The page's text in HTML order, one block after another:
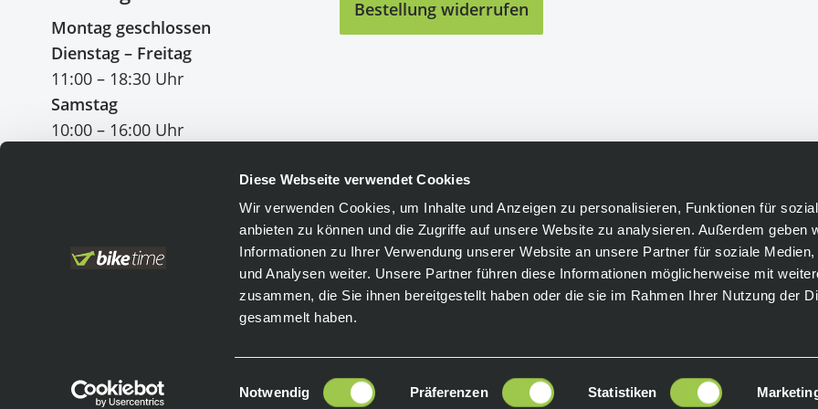
Diese Webseite verwendet Cookies
Wir verwenden Cookies, um Inhalte und Anzeigen zu personalisieren, Funktionen für
anbieten zu können und die Zugriffe auf unsere Website zu analysieren. Außerdem geben
Informationen zu Ihrer Verwendung unserer Website an unsere Partner für soziale Medien,
und Analysen weiter. Unsere Partner führen diese Informationen möglicherweise mit
zusammen, die Sie ihnen bereitgestellt haben oder die sie im Rahmen Ihrer Nutzung der
gesammelt haben.
Einwilligungsauswahl
Notwendig Präferenzen Statistiken
Montag geschlossen
Dienstag – Freitag
11:00 – 18:30 Uhr
Samstag
10:00 – 16:00 Uhr
Bestellung widerrufen
Leasing